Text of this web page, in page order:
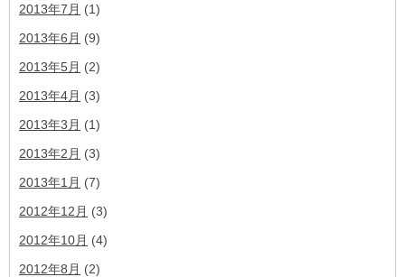
2013年7月 (1)
2013年6月 (9)
2013年5月 (2)
2013年4月 (3)
2013年3月 (1)
2013年2月 (3)
2013年1月 (7)
2012年12月 (3)
2012年10月 (4)
2012年8月 (2)